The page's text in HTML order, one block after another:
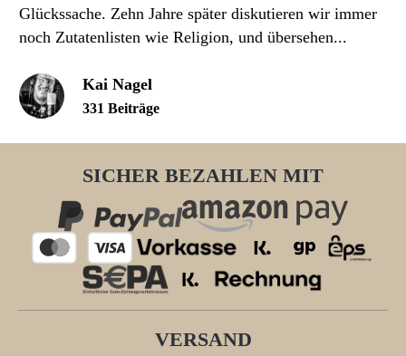
Glückssache. Zehn Jahre später diskutieren wir immer
noch Zutatenlisten wie Religion, und übersehen...
Kai Nagel
331 Beiträge
SICHER BEZAHLEN MIT
VERSAND